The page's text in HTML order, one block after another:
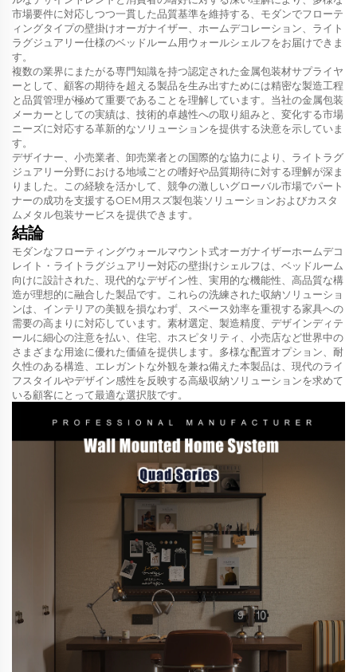
市場要件に対応しつつ一貫した品質基準を維持する、モダンでフローテ
ィングタイプの壁掛けオーガナイザー、ホームデコレーション、ライト
ラグジュアリー仕様のベッドルーム用ウォールシェルフをお届けできま
す。
複数の業界にまたがる専門知識を持つ認定された金属包装材サプライヤ
ーとして、顧客の期待を超える製品を生み出すためには精密な製造工程
と品質管理が極めて重要であることを理解しています。当社の金属包装
メーカーとしての実績は、技術的卓越性への取り組みと、変化する市場
ニーズに対応する革新的なソリューションを提供する決意を示していま
す。
デザイナー、小売業者、卸売業者との国際的な協力により、ライトラグ
ジュアリー分野における地域ごとの嗜好や品質期待に対する理解が深ま
りました。この経験を活かして、競争の激しいグローバル市場でパート
ナーの成功を支援するOEM用スズ製包装ソリューションおよびカスタ
ムメタル包装サービスを提供できます。
結論
モダンなフローティングウォールマウント式オーガナイザーホームデコ
レイト・ライトラグジュアリー対応の壁掛けシェルフは、ベッドルーム
向けに設計された、現代的なデザイン性、実用的な機能性、高品質な構
造が理想的に融合した製品です。これらの洗練された収納ソリューショ
ンは、インテリアの美観を損なわず、スペース効率を重視する家具への
需要の高まりに対応しています。素材選定、製造精度、デザインディテ
ールに細心の注意を払い、住宅、ホスピタリティ、小売店など世界中の
さまざまな用途に優れた価値を提供します。多様な配置オプション、耐
久性のある構造、エレガントな外観を兼ね備えた本製品は、現代のライ
フスタイルやデザイン感性を反映する高級収納ソリューションを求めて
いる顧客にとって最適な選択肢です。